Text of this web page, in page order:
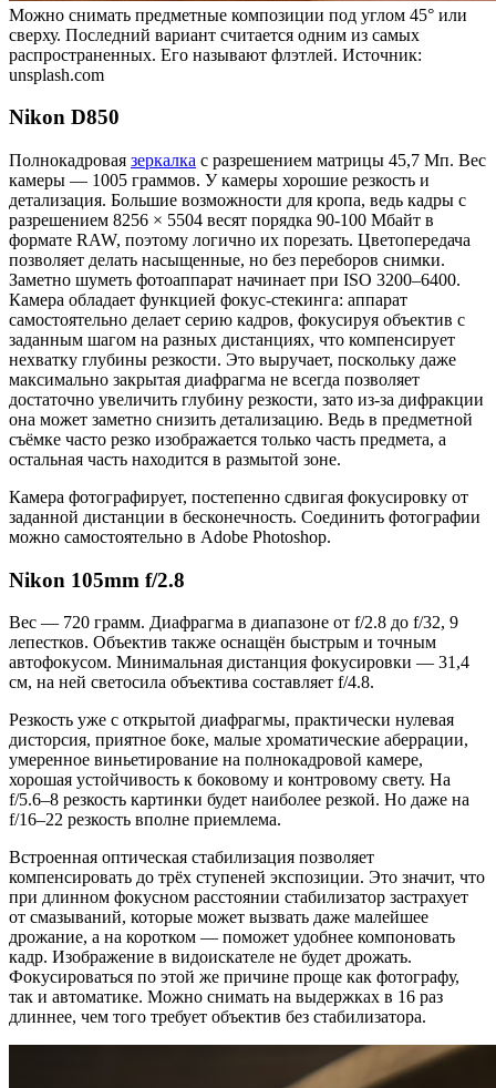
Можно снимать предметные композиции под углом 45° или
сверху. Последний вариант считается одним из самых
распространенных. Его называют флэтлей. Источник:
unsplash.com
Nikon D850
Полнокадровая зеркалка с разрешением матрицы 45,7 Мп. Вес
камеры — 1005 граммов. У камеры хорошие резкость и
детализация. Большие возможности для кропа, ведь кадры с
разрешением 8256 × 5504 весят порядка 90-100 Мбайт в
формате RAW, поэтому логично их порезать. Цветопередача
позволяет делать насыщенные, но без переборов снимки.
Заметно шуметь фотоаппарат начинает при ISO 3200–6400.
Камера обладает функцией фокус-стекинга: аппарат
самостоятельно делает серию кадров, фокусируя объектив с
заданным шагом на разных дистанциях, что компенсирует
нехватку глубины резкости. Это выручает, поскольку даже
максимально закрытая диафрагма не всегда позволяет
достаточно увеличить глубину резкости, зато из-за дифракции
она может заметно снизить детализацию. Ведь в предметной
съёмке часто резко изображается только часть предмета, а
остальная часть находится в размытой зоне.
Камера фотографирует, постепенно сдвигая фокусировку от
заданной дистанции в бесконечность. Соединить фотографии
можно самостоятельно в Adobe Photoshop.
Nikon 105mm f/2.8
Вес — 720 грамм. Диафрагма в диапазоне от f/2.8 до f/32, 9
лепестков. Объектив также оснащён быстрым и точным
автофокусом. Минимальная дистанция фокусировки — 31,4
см, на ней светосила объектива составляет f/4.8.
Резкость уже с открытой диафрагмы, практически нулевая
дисторсия, приятное боке, малые хроматические аберрации,
умеренное виньетирование на полнокадровой камере,
хорошая устойчивость к боковому и контровому свету. На
f/5.6–8 резкость картинки будет наиболее резкой. Но даже на
f/16–22 резкость вполне приемлема.
Встроенная оптическая стабилизация позволяет
компенсировать до трёх ступеней экспозиции. Это значит, что
при длинном фокусном расстоянии стабилизатор застрахует
от смазываний, которые может вызвать даже малейшее
дрожание, а на коротком — поможет удобнее компоновать
кадр. Изображение в видоискателе не будет дрожать.
Фокусироваться по этой же причине проще как фотографу,
так и автоматике. Можно снимать на выдержках в 16 раз
длиннее, чем того требует объектив без стабилизатора.